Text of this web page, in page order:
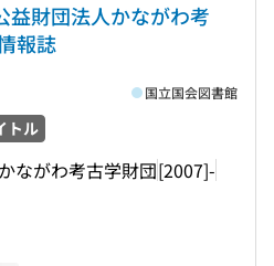
益財団法人かながわ考
報誌
トル
かながわ考古学財団[2007]-
国立国会図書館